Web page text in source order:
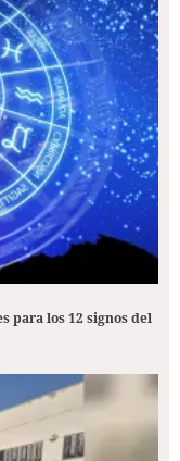
para los 12 signos del